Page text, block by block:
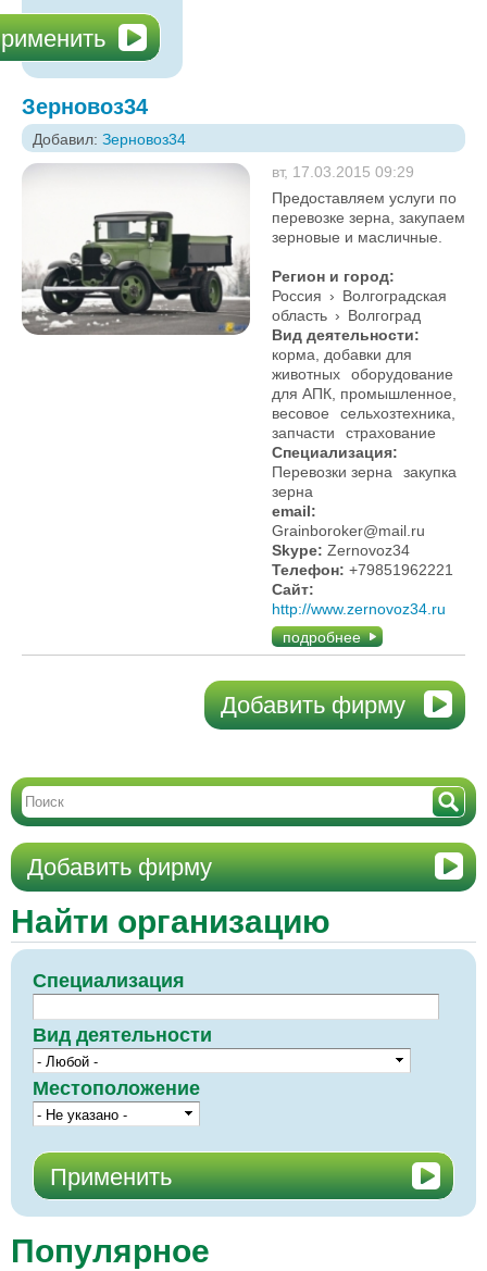
Зерновоз34
Добавил: Зерновоз34
вт, 17.03.2015 09:29
Предоставляем услуги по
перевозке зерна, закупаем
зерновые и масличные.
Регион и город:
Россия › Волгоградская
область › Волгоград
Вид деятельности:
корма, добавки для
животных
оборудование
для АПК, промышленное,
весовое
сельхозтехника,
запчасти
страхование
Специализация:
Перевозки зерна
закупка
зерна
email:
Grainboroker@mail.ru
Skype: Zernovoz34
Телефон: +79851962221
Сайт:
http://www.zernovoz34.ru
подробнее
Добавить фирму
Добавить фирму
Найти организацию
Специализация
Вид деятельности
Местоположение
Популярное